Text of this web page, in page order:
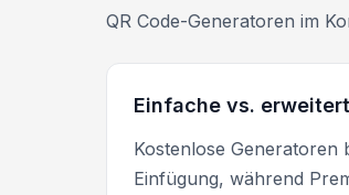
QR Code-Generatoren im
Einfache vs.
Kostenlose Generatoren
Einfügung, während